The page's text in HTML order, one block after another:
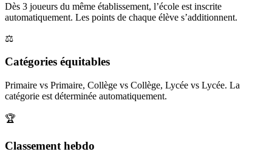
Dès 3 joueurs du même établissement, l’école est inscrite
automatiquement. Les points de chaque élève s’additionnent.
⚖️
Catégories équitables
Primaire vs Primaire, Collège vs Collège, Lycée vs Lycée. La
catégorie est déterminée automatiquement.
🏆
Classement hebdo